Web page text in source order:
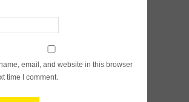
email, and website in this browser
time I comment.